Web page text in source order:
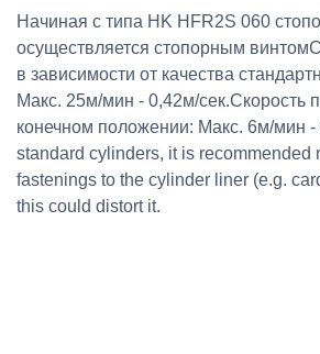
Начиная с типа HK HFR2S 060
осуществляется стопорным
в зависимости от качества
Макс. 25м/мин - 0,42м/сек.Скорость
конечном положении: Макс. 6м/мин -
standard cylinders, it is recommended
fastenings to the cylinder liner (e.g.
this could distort it.